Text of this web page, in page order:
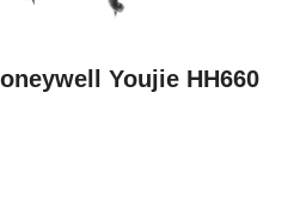
Youjie HH660